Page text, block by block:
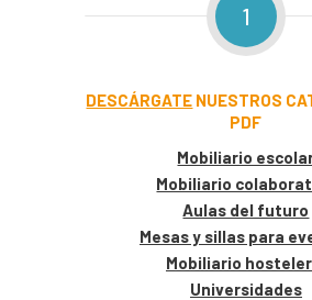
1
DESCÁRGATE NUESTROS
PDF
Mobiliario
Mobiliario
Aulas del futuro
Mesas y sillas para
Mobiliario
Universidades